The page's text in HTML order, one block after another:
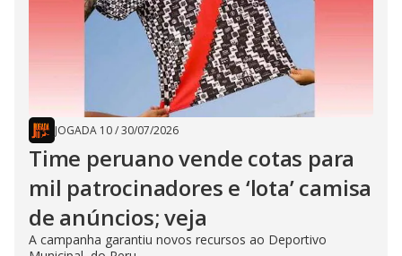
JOGADA 10/30/07/2026
Time peruano vende cotas para
mil patrocinadores e ‘lota’ camisa
de anúncios; veja
A campanha garantiu novos recursos ao Deportivo